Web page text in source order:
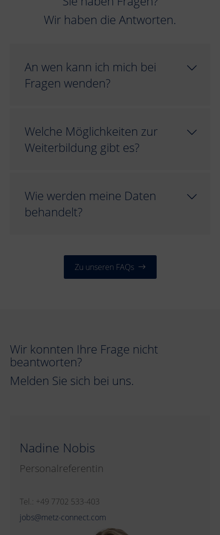
Wir haben die Antworten.
An wen kann ich mich bei
Fragen wenden?
Welche Möglichkeiten zur
Weiterbildung gibt es?
Wie werden meine Daten
behandelt?
Zu unseren FAQs
Wir konnten Ihre Frage nicht
beantworten?
Melden Sie sich bei uns.
Nadine Nobis
Personalreferentin
Tel.: +49 7702 533-403
jobs@metz-connect.com